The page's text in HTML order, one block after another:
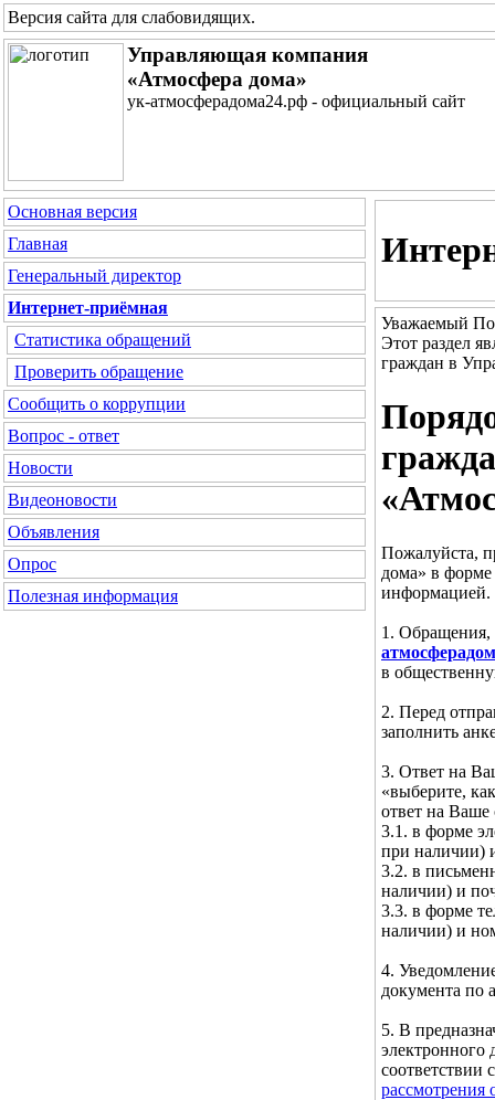
Версия сайта для слабовидящих.
Управляющая компания
«Атмосфера дома»
ук-атмосферадома24.рф - официальный сайт
Основная версия
Главная
Генеральный директор
Интернет-приёмная
Статистика обращений
Проверить обращение
Сообщить о коррупции
Вопрос - ответ
Новости
Видеоновости
Объявления
Опрос
Полезная информация
Уважаемый
Этот раздел
граждан в
Пожалуйста,
дома» в форме
информацией.
1. Обращения,
в
2. Перед
заполнить
3. Ответ на
«выберите,
ответ на
3.1. в форме
при наличии)
3.2. в
наличии) и
3.3. в форме
наличии) и
4.
документа по
5. В
электронного
соответствии